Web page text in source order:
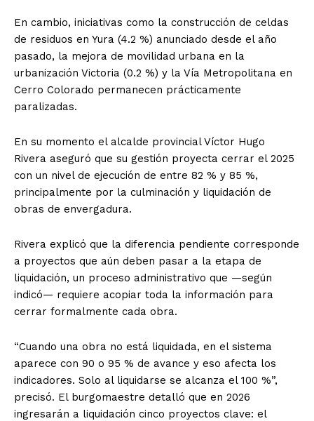
En cambio, iniciativas como la construcción de celdas
de residuos en Yura (4.2 %) anunciado desde el año
pasado, la mejora de movilidad urbana en la
urbanización Victoria (0.2 %) y la Vía Metropolitana en
Cerro Colorado permanecen prácticamente
paralizadas.
En su momento el alcalde provincial Víctor Hugo
Rivera aseguró que su gestión proyecta cerrar el 2025
con un nivel de ejecución de entre 82 % y 85 %,
principalmente por la culminación y liquidación de
obras de envergadura.
Rivera explicó que la diferencia pendiente corresponde
a proyectos que aún deben pasar a la etapa de
liquidación, un proceso administrativo que —según
indicó— requiere acopiar toda la información para
cerrar formalmente cada obra.
“Cuando una obra no está liquidada, en el sistema
aparece con 90 o 95 % de avance y eso afecta los
indicadores. Solo al liquidarse se alcanza el 100 %”,
precisó. El burgomaestre detalló que en 2026
ingresarán a liquidación cinco proyectos clave: el